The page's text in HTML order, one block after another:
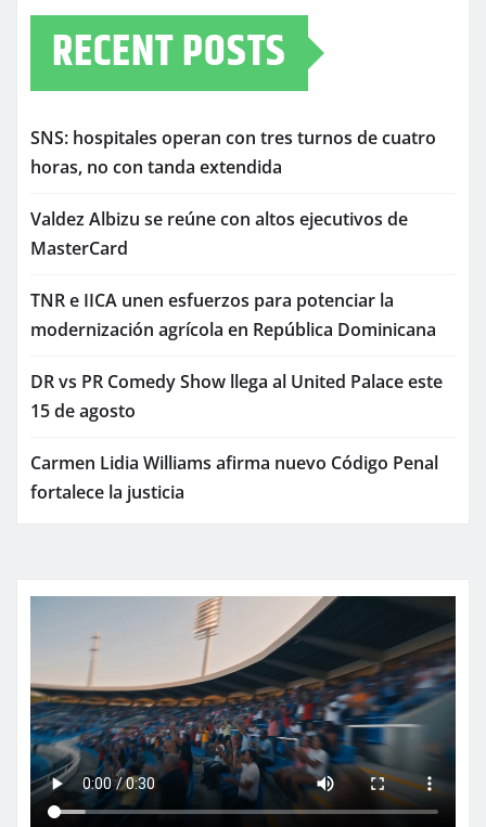
RECENT POSTS
SNS: hospitales operan con tres turnos de cuatro
horas, no con tanda extendida
Valdez Albizu se reúne con altos ejecutivos de
MasterCard
TNR e IICA unen esfuerzos para potenciar la
modernización agrícola en República Dominicana
DR vs PR Comedy Show llega al United Palace este
15 de agosto
Carmen Lidia Williams afirma nuevo Código Penal
fortalece la justicia